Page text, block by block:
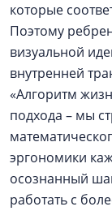
которые
Поэтому
визуальной
внутренней
«Алгоритм
подхода – мы
эргономики
осознанный
работать с